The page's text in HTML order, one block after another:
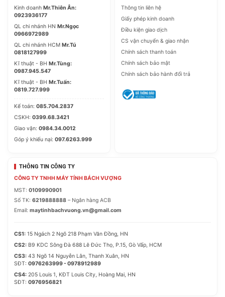
Kinh doanh Mr.Thiên Ân:
0923936177
QL chi nhánh HN Mr.Ngọc
0966972989
QL chi nhánh HCM Mr.Tú
0818127999
Kĩ thuật - BH Mr.Tùng:
0987.945.547
Kĩ thuật - BH Mr.Tuấn:
0819.727.999
Kế toán: 085.704.2837
CSKH: 0399.68.3421
Giao vận: 0984.34.0012
Góp ý khiếu nại: 097.6263.999
Thông tin liên hệ
Giấy phép kinh doanh
Điều kiện giao dịch
CS vận chuyển & giao nhận
Chính sách thanh toán
Chính sách bảo mật
Chính sách bảo hành đổi trả
THÔNG TIN CÔNG TY
CÔNG TY TNHH MÁY TÍNH BÁCH VƯỢNG
MST: 0109990901
Số TK: 6219888888 – Ngân hàng ACB
Email: maytinhbachvuong.vn@gmail.com
CS1: 15 Ngách 2 Ngõ 218 Phạm Văn Đồng, HN
CS2: B9 KDC Sông Đà 688 Lê Đức Thọ, P.15, Gò Vấp, HCM
CS3: 43 Ngõ 14 Nguyễn Lân, Thanh Xuân, HN
SĐT: 0976263999 - 0978912989
CS4: 205 Louis 1, KĐT Louis City, Hoàng Mai, HN
SĐT: 0976956821